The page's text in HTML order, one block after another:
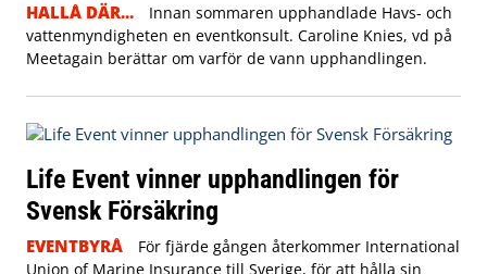
HALLÅ DÄR...
Innan sommaren upphandlade Havs- och
vattenmyndigheten en eventkonsult. Caroline Knies, vd på
Meetagain berättar om varför de vann upphandlingen.
Life Event vinner upphandlingen för
Svensk Försäkring
EVENTBYRÅ
För fjärde gången återkommer International
Union of Marine Insurance till Sverige, för att hålla sin